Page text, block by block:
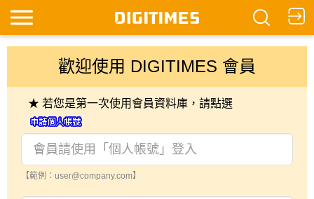
歡迎使用 DIGITIMES 會員
★ 若您是第一次使用會員資料庫，請點選
【範例：user@company.com】